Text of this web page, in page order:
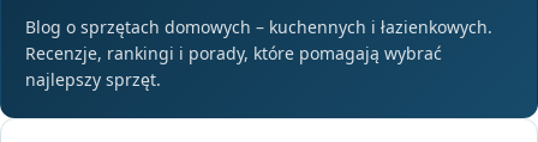
Blog o sprzętach domowych – kuchennych i łazienkowych.
Recenzje, rankingi i porady, które pomagają wybrać
najlepszy sprzęt.